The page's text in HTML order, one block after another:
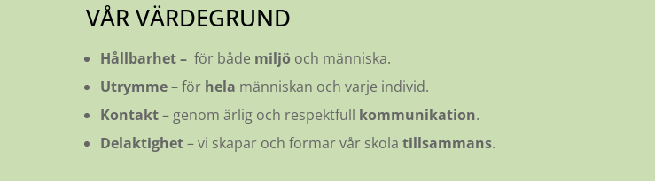
VÅR VÄRDEGRUND
Hållbarhet – för både miljö och människa.
Utrymme– för hela människan och varje individ.
Kontakt– genom ärlig och respektfull kommunikation.
Delaktighet– vi skapar och formar vår skola tillsammans.